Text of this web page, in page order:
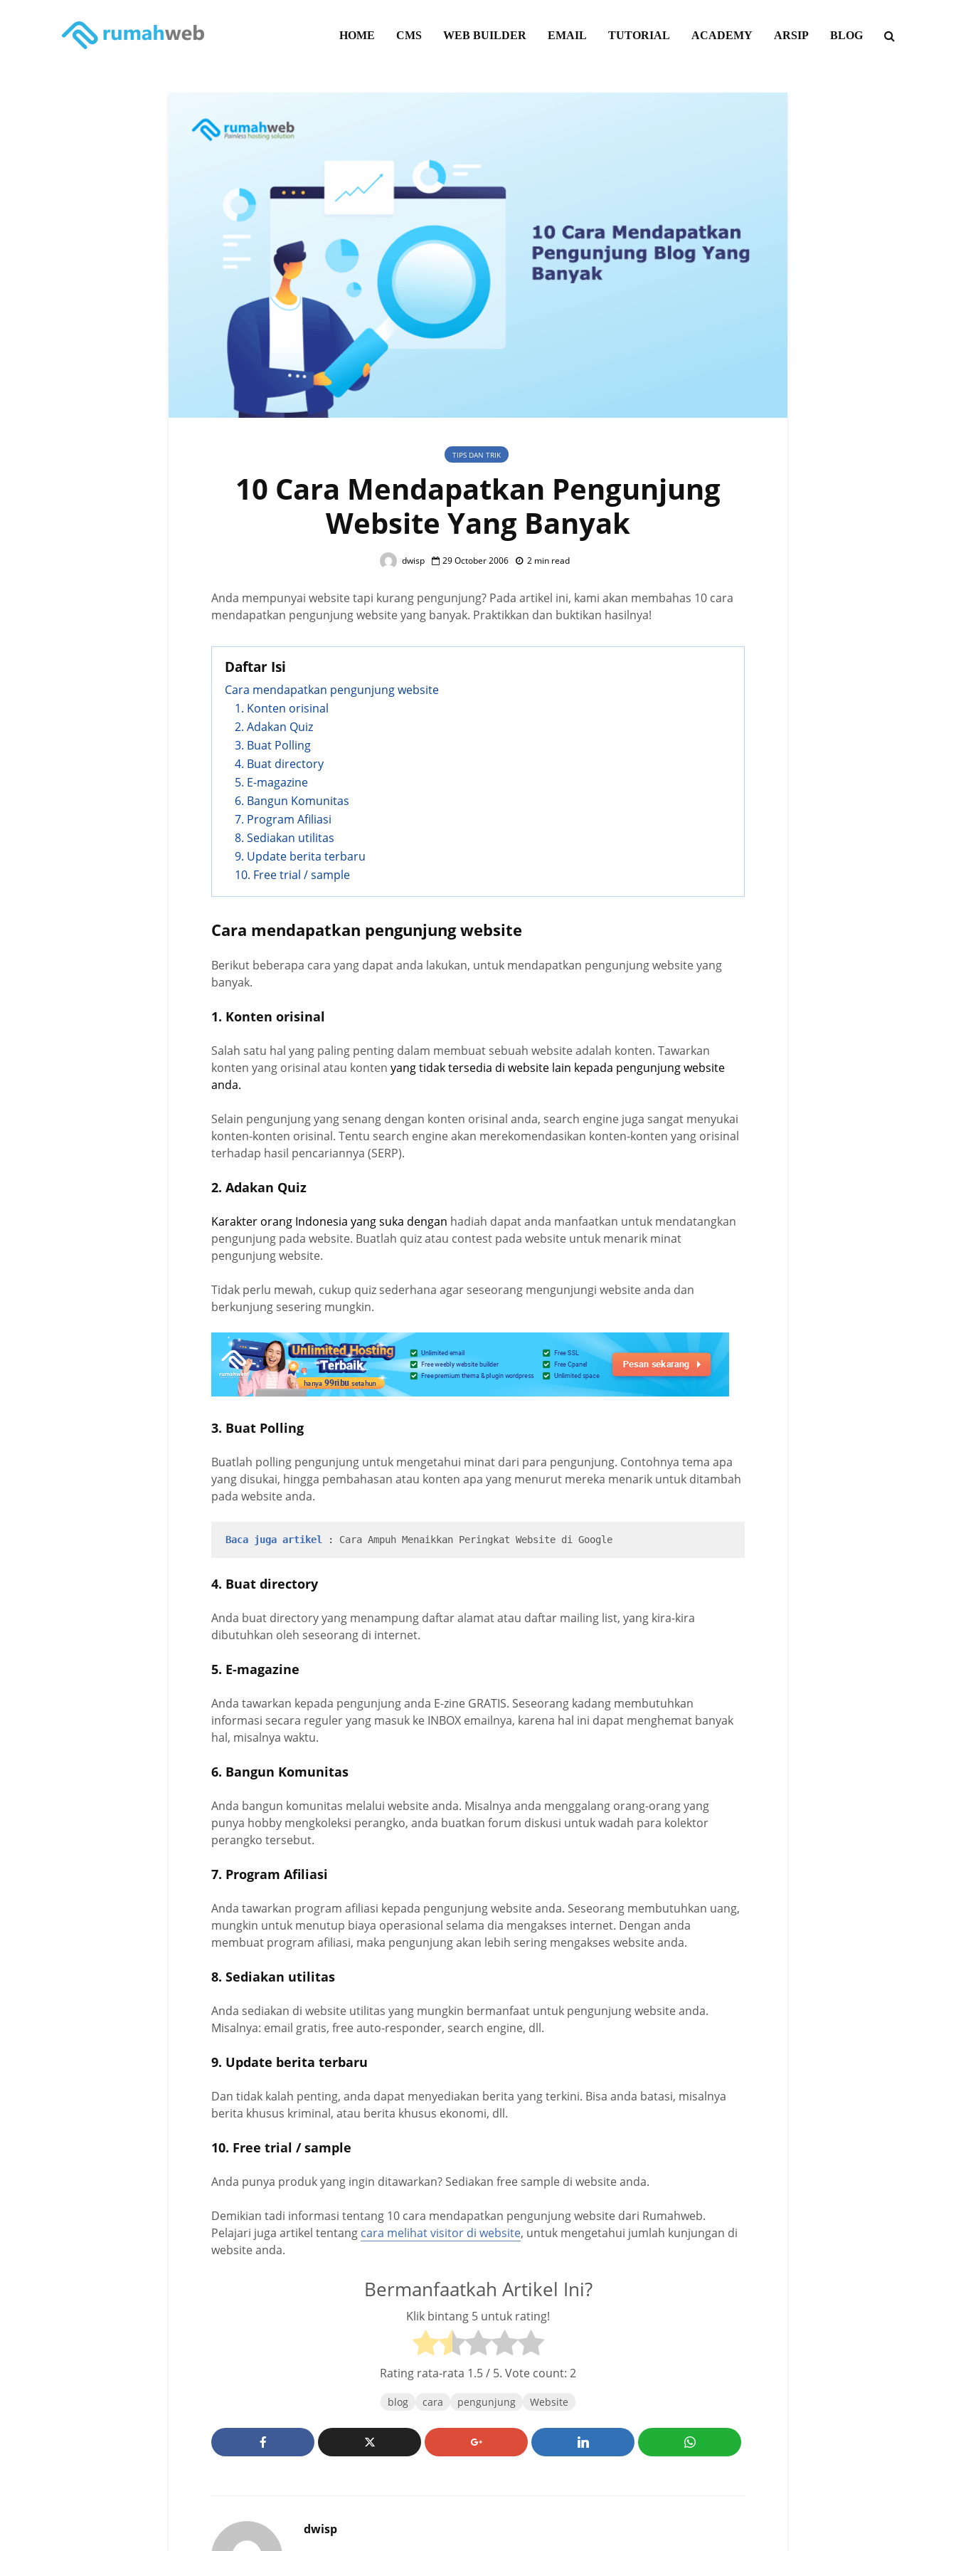
HOME CMS WEB BUILDER EMAIL TUTORIAL ACADEMY ARSIP BLOG
TIPS DAN TRIK
10 Cara Mendapatkan Pengunjung
Website Yang Banyak
dwisp 29 October 2006 2 min read
Anda mempunyai website tapi kurang pengunjung? Pada artikel ini, kami akan membahas 10 cara
mendapatkan pengunjung website yang banyak. Praktikkan dan buktikan hasilnya!
Daftar Isi
Cara mendapatkan pengunjung website
1. Konten orisinal
2. Adakan Quiz
3. Buat Polling
4. Buat directory
5. E-magazine
6. Bangun Komunitas
7. Program Afiliasi
8. Sediakan utilitas
9. Update berita terbaru
10. Free trial / sample
Cara mendapatkan pengunjung website
Berikut beberapa cara yang dapat anda lakukan, untuk mendapatkan pengunjung website yang
banyak.
1. Konten orisinal
Salah satu hal yang paling penting dalam membuat sebuah website adalah konten. Tawarkan
konten yang orisinal atau konten yang tidak tersedia di website lain kepada pengunjung website
anda.
Selain pengunjung yang senang dengan konten orisinal anda, search engine juga sangat menyukai
konten-konten orisinal. Tentu search engine akan merekomendasikan konten-konten yang orisinal
terhadap hasil pencariannya (SERP).
2. Adakan Quiz
Karakter orang Indonesia yang suka dengan hadiah dapat anda manfaatkan untuk mendatangkan
pengunjung pada website. Buatlah quiz atau contest pada website untuk menarik minat
pengunjung website.
Tidak perlu mewah, cukup quiz sederhana agar seseorang mengunjungi website anda dan
berkunjung sesering mungkin.
3. Buat Polling
Buatlah polling pengunjung untuk mengetahui minat dari para pengunjung. Contohnya tema apa
yang disukai, hingga pembahasan atau konten apa yang menurut mereka menarik untuk ditambah
pada website anda.
Baca juga artikel : Cara Ampuh Menaikkan Peringkat Website di Google
4. Buat directory
Anda buat directory yang menampung daftar alamat atau daftar mailing list, yang kira-kira
dibutuhkan oleh seseorang di internet.
5. E-magazine
Anda tawarkan kepada pengunjung anda E-zine GRATIS. Seseorang kadang membutuhkan
informasi secara reguler yang masuk ke INBOX emailnya, karena hal ini dapat menghemat banyak
hal, misalnya waktu.
6. Bangun Komunitas
Anda bangun komunitas melalui website anda. Misalnya anda menggalang orang-orang yang
punya hobby mengkoleksi perangko, anda buatkan forum diskusi untuk wadah para kolektor
perangko tersebut.
7. Program Afiliasi
Anda tawarkan program afiliasi kepada pengunjung website anda. Seseorang membutuhkan uang,
mungkin untuk menutup biaya operasional selama dia mengakses internet. Dengan anda
membuat program afiliasi, maka pengunjung akan lebih sering mengakses website anda.
8. Sediakan utilitas
Anda sediakan di website utilitas yang mungkin bermanfaat untuk pengunjung website anda.
Misalnya: email gratis, free auto-responder, search engine, dll.
9. Update berita terbaru
Dan tidak kalah penting, anda dapat menyediakan berita yang terkini. Bisa anda batasi, misalnya
berita khusus kriminal, atau berita khusus ekonomi, dll.
10. Free trial / sample
Anda punya produk yang ingin ditawarkan? Sediakan free sample di website anda.
Demikian tadi informasi tentang 10 cara mendapatkan pengunjung website dari Rumahweb.
Pelajari juga artikel tentang cara melihat visitor di website, untuk mengetahui jumlah kunjungan di
website anda.
Bermanfaatkah Artikel Ini?
Klik bintang 5 untuk rating!
Rating rata-rata 1.5/ 5. Vote count: 2
blog cara pengunjung Website
dwisp